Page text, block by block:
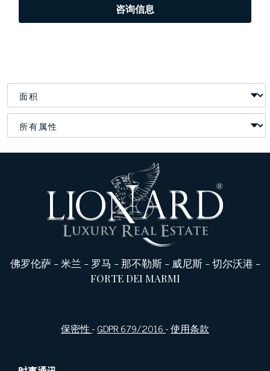
咨询信息
佛罗伦萨-米兰 - 罗马 -那不勒斯- 威尼斯-切尔沃港 -
FORTE DEI MARMI
保密性-GDPR 679/2016-使用条款